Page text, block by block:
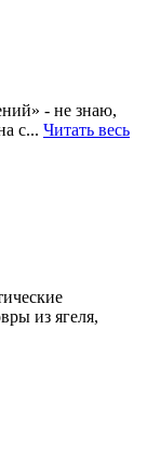
- не знаю,
с... Читать весь
из ягеля,